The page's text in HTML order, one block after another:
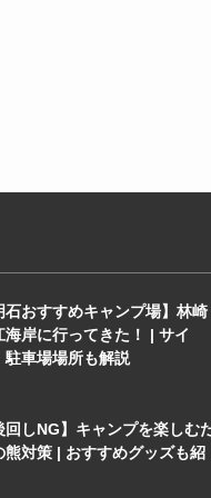
石おすすめキャンプ場】林崎
海岸に行ってきた！ | サイ
駐車場場所も解説
回しNG】キャンプを楽しむ
熊対策 | おすすめグッズも紹